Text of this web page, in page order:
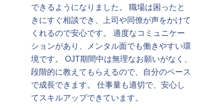
できるようになりました。 職場は困ったと
きにすぐ相談でき、上司や同僚が声をかけて
くれるので安心です。 適度なコミュニケー
ションがあり、メンタル面でも働きやすい環
境です。 OJT期間中は無理なお願いがなく、
段階的に教えてもらえるので、自分のペース
で成長できます。 仕事量も適切で、安心し
てスキルアップできています。